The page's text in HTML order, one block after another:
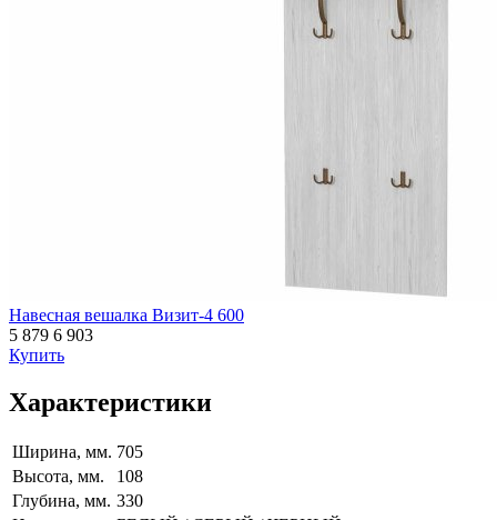
Навесная вешалка Визит-4 600
5 879 6 903
Купить
Характеристики
Ширина, мм. 705
Высота, мм.
108
Глубина, мм. 330